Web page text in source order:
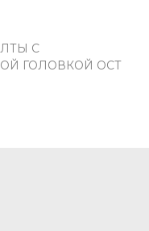
С
ГОЛОВКОЙ ОСТ